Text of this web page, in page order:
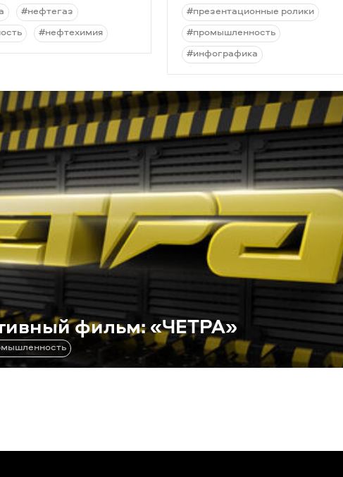
#нефтегаз
#нефтехимия
#презентационные ролики
#промышленность
#инфографика
фильм: «ЧЕТРА»